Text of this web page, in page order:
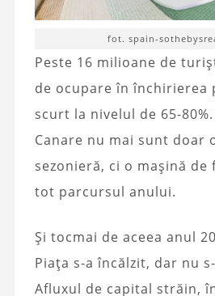
fot. spain-
Peste 16 milioane de
de ocupare în închirierea
scurt la nivelul de 65-
Canare nu mai sunt doar
sezonieră, ci o mașină de
tot parcursul anului.
Și tocmai de aceea anul
Piața s-a încălzit, dar nu
Afluxul de capital străin,